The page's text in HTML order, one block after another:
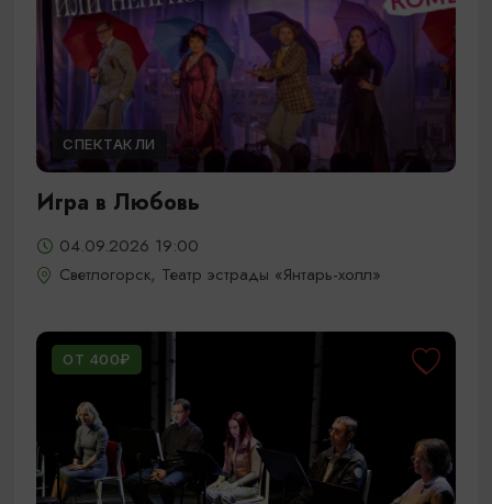
СПЕКТАКЛИ
Игра в Любовь
04.09.2026 19:00
Светлогорск, Театр эстрады «Янтарь-холл»
ОТ 400₽